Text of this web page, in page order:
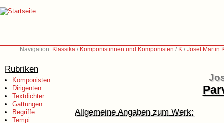
Navigation: Klassika / Komponistinnen und Komponisten / K /Josef Martin
Rubriken
Komponisten
Dirigenten
Textdichter
Gattungen
Begriffe
Tempi
Allgemeine Angaben zum Werk: